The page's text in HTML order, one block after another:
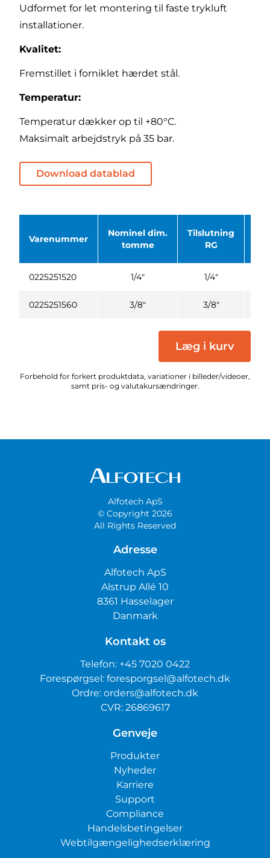
Udformet for let montering til faste trykluft
installationer.
Kvalitet:
Fremstillet i forniklet hærdet stål.
Temperatur:
Temperatur dækker op til +80°C.
Maksimalt arbejdstryk på 35 bar.
Download datablad
Varenummer
Nominel dim.
tomme
Tilslutning
RG
0225251520 1/4" 1/4"
0225251560 3/8" 3/8"
Læg i kurv
Forbehold for forkert produktdata, variationer i billeder/videoer,
samt pris- og valutakursændringer.
Alfotech ApS
© Copyright 2026
All Rights Reserved
Adresse
Alfotech ApS
Alstrup Allé 10
8361 Hasselager
Danmark
Kontakt os
Telefon: +45 7020 0422
Forespørgsel: foresporgsel@alfotech.dk
Ordre: orders@alfotech.dk
CVR: 26869617
Genveje
Produkter
Nyheder
Karriere
Support
Compliance
Handelsbetingelser
Webtilgængelighedserklæring